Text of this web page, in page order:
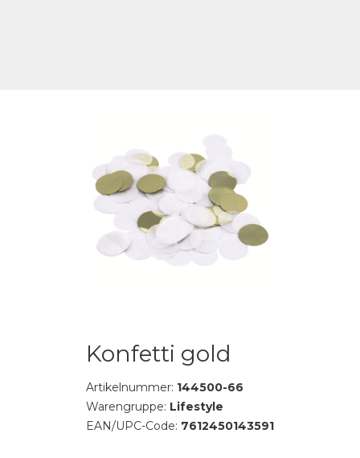
Konfetti gold
Artikelnummer: 144500-66
Warengruppe: Lifestyle
EAN/UPC-Code: 7612450143591